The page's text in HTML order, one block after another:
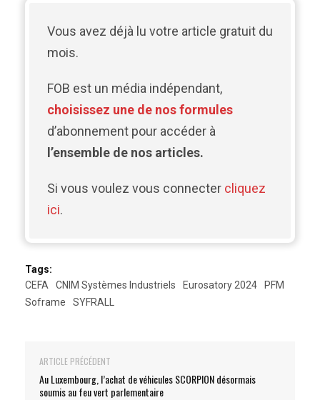
Vous avez déjà lu votre article gratuit du
mois.
FOB est un média indépendant,
choisissez une de nos formules
d’abonnement pour accéder à
l’ensemble de nos articles.
Si vous voulez vous connecter cliquez
ici.
Tags:
CEFA
CNIM Systèmes Industriels Eurosatory 2024
PFM
Soframe
SYFRALL
ARTICLE PRÉCÉDENT
Au Luxembourg, l’achat de véhicules SCORPION désormais
soumis au feu vert parlementaire